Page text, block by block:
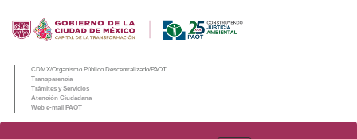
CDMX/Organismo Público Descentralizado/PAOT
Transparencia
Trámites y Servicios
Atención Ciudadana
Web e-mail PAOT